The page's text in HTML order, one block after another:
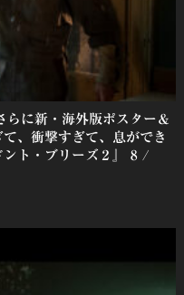
らに新・海外版ポスター＆
、衝撃すぎて、息ができ
ト・ブリーズ２』 8 /